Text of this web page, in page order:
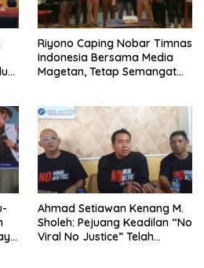
Riyono Caping Nobar Timnas
Indonesia Bersama Media
Magetan, Tetap Semangat
Ahmad Setiawan Kenang M.
Sholeh: Pejuang Keadilan “No
Viral No Justice” Telah